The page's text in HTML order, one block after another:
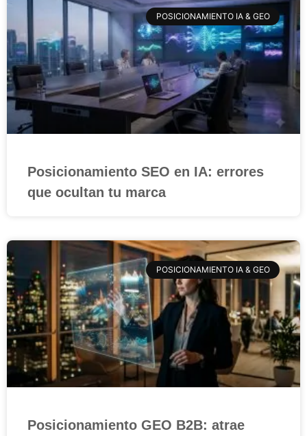
POSICIONAMIENTO IA & GEO
Posicionamiento SEO en IA: errores
que ocultan tu marca
POSICIONAMIENTO IA & GEO
Posicionamiento GEO B2B: atrae